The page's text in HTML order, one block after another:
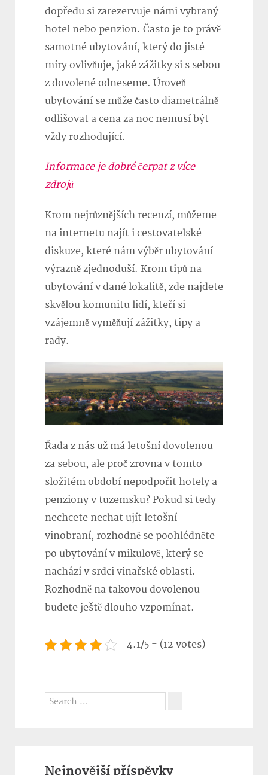
dopředu si zarezervuje námi vybraný
hotel nebo penzion. Často je to právě
samotné ubytování, který do jisté
míry ovlivňuje, jaké zážitky si s sebou
z dovolené odneseme. Úroveň
ubytování se může často diametrálně
odlišovat a cena za noc nemusí být
vždy rozhodující.
Informace je dobré čerpat z více
zdrojů
Krom nejrůznějších recenzí, můžeme
na internetu najít i cestovatelské
diskuze, které nám výběr ubytování
výrazně zjednoduší. Krom tipů na
ubytování v dané lokalitě, zde najdete
skvělou komunitu lidí, kteří si
vzájemně vyměňují zážitky, tipy a
rady.
Řada z nás už má letošní dovolenou
za sebou, ale proč zrovna v tomto
složitém období nepodpořit hotely a
penziony v tuzemsku? Pokud si tedy
nechcete nechat ujít letošní
vinobraní, rozhodně se poohlédněte
po ubytování v mikulově, který se
nachází v srdci vinařské oblasti.
Rozhodně na takovou dovolenou
budete ještě dlouho vzpomínat.
4.1/5 - (12 votes)
Search
for:
Nejnovější příspěvky